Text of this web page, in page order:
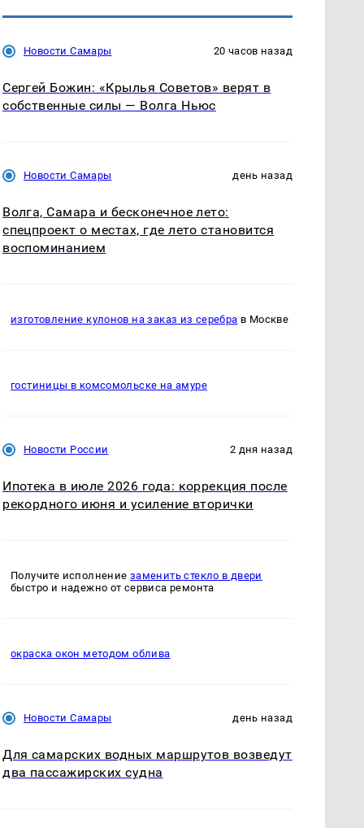
Новости Самары 20 часов назад
Сергей Божин: «Крылья Советов» верят в
собственные силы — Волга Ньюс
Новости Самары день назад
Волга, Самара и бесконечное лето:
спецпроект о местах, где лето становится
воспоминанием
изготовление кулонов на заказ из серебра в Москве
гостиницы в комсомольске на амуре
Новости России 2 дня назад
Ипотека в июле 2026 года: коррекция после
рекордного июня и усиление вторички
Получите исполнение заменить стекло в двери
быстро и надежно от сервиса ремонта
окраска окон методом облива
Новости Самары день назад
Для самарских водных маршрутов возведут
два пассажирских судна